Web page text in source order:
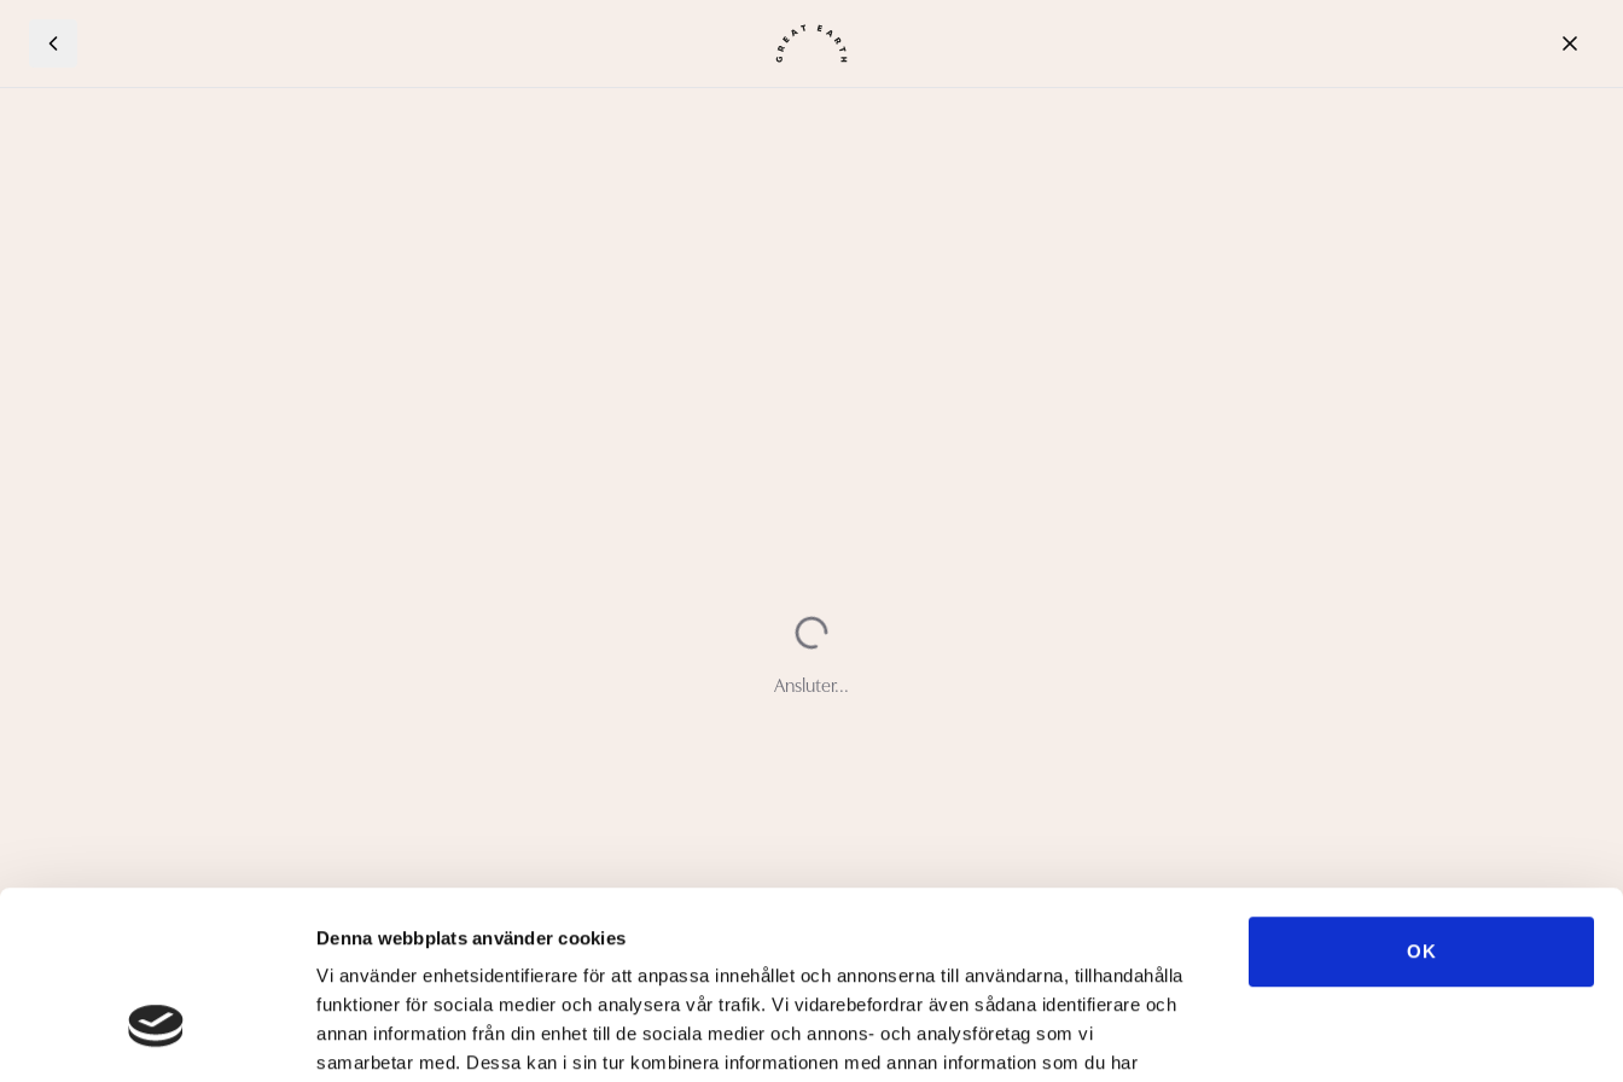
Denna webbplats använder cookies
Vi använder enhetsidentifierare för att anpassa innehållet och annonserna till användarna, tillhandahålla
funktioner för sociala medier och analysera vår trafik. Vi vidarebefordrar även sådana identifierare och
annan information från din enhet till de sociala medier och annons- och analysföretag som vi
samarbetar med. Dessa kan i sin tur kombinera informationen med annan information som du har
OK
Ansluter...